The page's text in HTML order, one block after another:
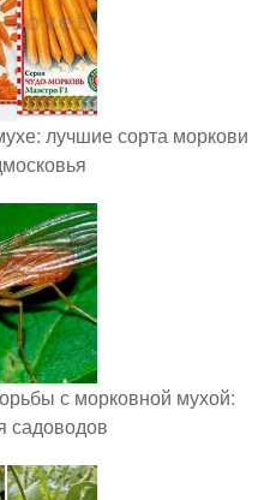
лучшие сорта моркови
с морковной мухой:
садоводов